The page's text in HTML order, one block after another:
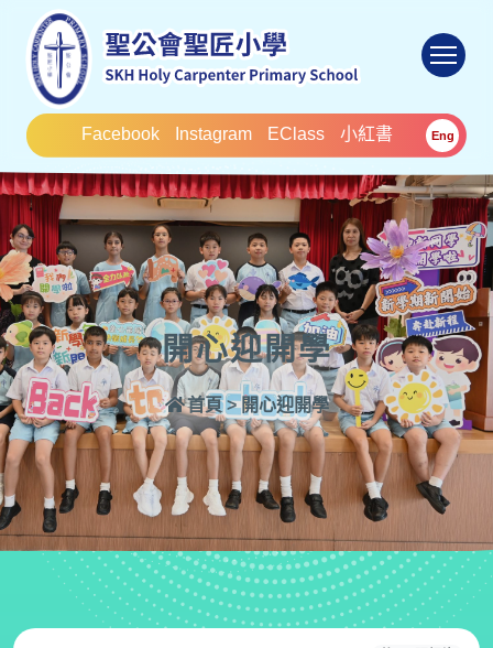
Facebook Instagram EClass 小紅書 Eng
開心迎開學
首頁 > 開心迎開學